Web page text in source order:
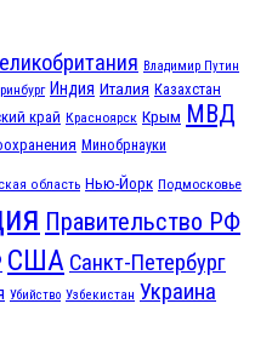
Владимир Путин
Индия Италия Казахстан
край Красноярск Крым МВД
Минобрнауки
область Нью-Йорк Подмосковье
Правительство РФ
США Санкт-Петербург
Убийство Узбекистан Украина